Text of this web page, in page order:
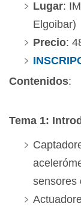
Lugar:
Elgoibar)
Precio:
Contenidos:
Tema 1:
sensores